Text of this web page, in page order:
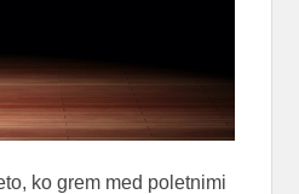
ko grem med poletnimi